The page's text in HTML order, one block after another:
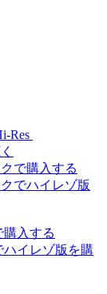
Res